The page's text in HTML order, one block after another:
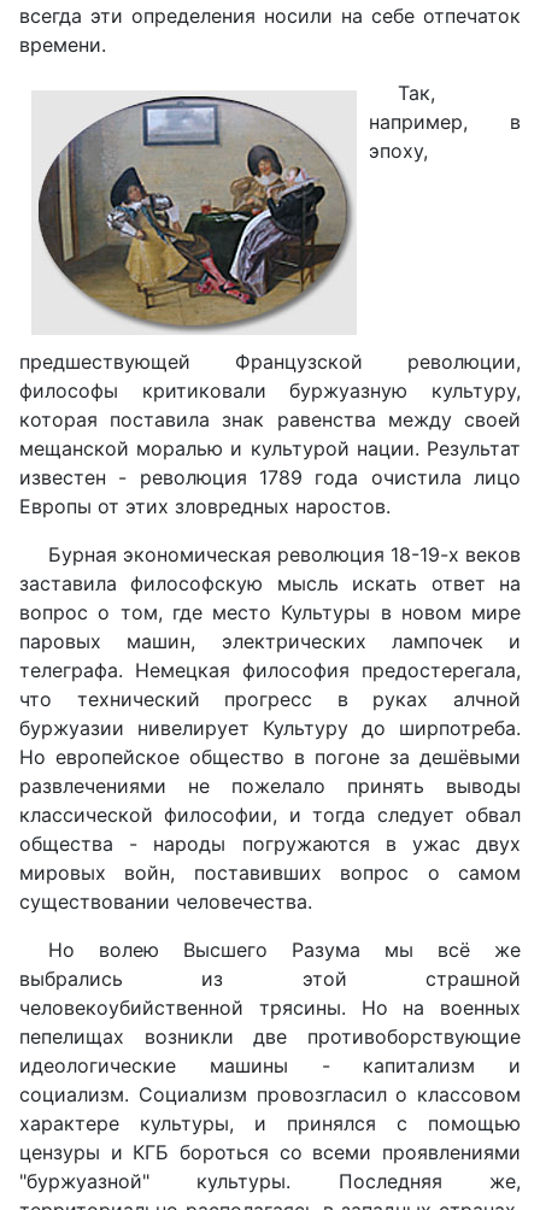
всегда эти определения носили на себе отпечаток
времени.
Так,
например, в
эпоху,
предшествующей Французской революции,
философы критиковали буржуазную культуру,
которая поставила знак равенства между своей
мещанской моралью и культурой нации. Результат
известен - революция 1789 года очистила лицо
Европы от этих зловредных наростов.
Бурная экономическая революция 18-19-х веков
заставила философскую мысль искать ответ на
вопрос о том, где место Культуры в новом мире
паровых машин, электрических лампочек и
телеграфа. Немецкая философия предостерегала,
что технический прогресс в руках алчной
буржуазии нивелирует Культуру до ширпотреба.
Но европейское общество в погоне за дешёвыми
развлечениями не пожелало принять выводы
классической философии, и тогда следует обвал
общества - народы погружаются в ужас двух
мировых войн, поставивших вопрос о самом
существовании человечества.
Но волею Высшего Разума мы всё же
выбрались из этой страшной
человекоубийственной трясины. Но на военных
пепелищах возникли две противоборствующие
идеологические машины - капитализм и
социализм. Социализм провозгласил о классовом
характере культуры, и принялся с помощью
цензуры и КГБ бороться со всеми проявлениями
"буржуазной" культуры. Последняя же,